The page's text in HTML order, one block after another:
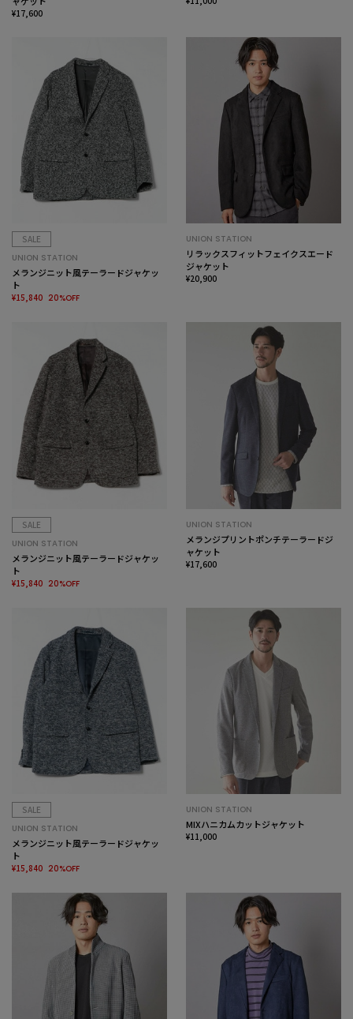
¥17,600
SALE
UNION STATION
メランジニット風テーラードジャケッ
ト
¥15,840 20%OFF
UNION STATION
リラックスフィットフェイクスエード
ジャケット
¥20,900
SALE
UNION STATION
メランジニット風テーラードジャケッ
ト
¥15,840 20%OFF
UNION STATION
メランジプリントポンチテーラードジ
ャケット
¥17,600
SALE
UNION STATION
メランジニット風テーラードジャケッ
ト
¥15,840 20%OFF
UNION STATION
MIXハニカムカットジャケット
¥11,000